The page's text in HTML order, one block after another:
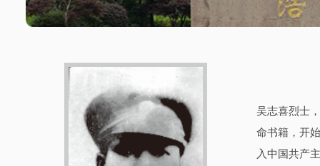
吴志喜烈士
命书籍，开
入中国共产